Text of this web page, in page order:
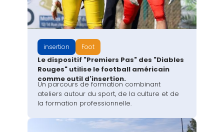
insertion Foot
Le dispositif "Premiers Pas" des "Diables
Rouges" utilise le football américain
comme outil d'insertion.
Un parcours de formation combinant
ateliers autour du sport, de la culture et de
la formation professionnelle.